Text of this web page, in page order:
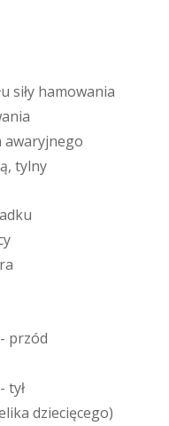
u siły hamowania
ania
awaryjnego
ą, tylny
adku
y
ra
- przód
- tył
lika dziecięcego)